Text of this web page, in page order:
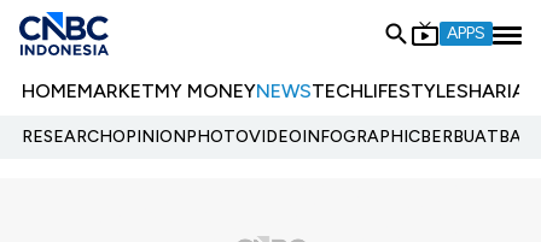
APPS
HOMEMARKETMY MONEYNEWSTECHLIFESTYLESHARIA
RESEARCHOPINIONPHOTOVIDEOINFOGRAPHIC